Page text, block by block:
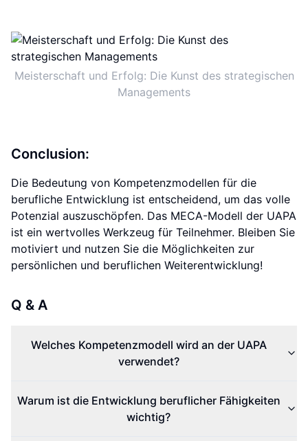
Meisterschaft und Erfolg: Die Kunst des strategischen
Managements
Conclusion:
Die Bedeutung von Kompetenzmodellen für die
berufliche Entwicklung ist entscheidend, um das volle
Potenzial auszuschöpfen. Das MECA-Modell der UAPA
ist ein wertvolles Werkzeug für Teilnehmer. Bleiben Sie
motiviert und nutzen Sie die Möglichkeiten zur
persönlichen und beruflichen Weiterentwicklung!
Q & A
Welches Kompetenzmodell wird an der UAPA
verwendet?
Warum ist die Entwicklung beruflicher Fähigkeiten
wichtig?